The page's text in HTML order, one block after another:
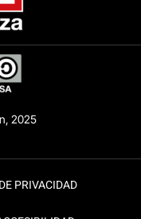
2025
PRIVACIDAD